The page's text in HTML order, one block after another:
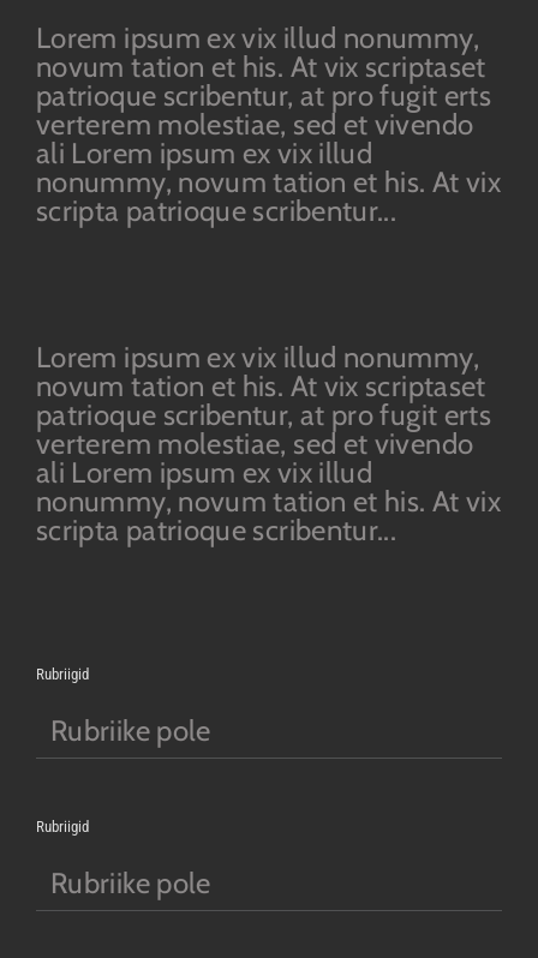
Lorem ipsum ex vix illud nonummy,
novum tation et his. At vix scriptaset
patrioque scribentur, at pro fugit erts
verterem molestiae, sed et vivendo
ali Lorem ipsum ex vix illud
nonummy, novum tation et his. At vix
scripta patrioque scribentur...
Lorem ipsum ex vix illud nonummy,
novum tation et his. At vix scriptaset
patrioque scribentur, at pro fugit erts
verterem molestiae, sed et vivendo
ali Lorem ipsum ex vix illud
nonummy, novum tation et his. At vix
scripta patrioque scribentur...
Rubriigid
Rubriike pole
Rubriigid
Rubriike pole